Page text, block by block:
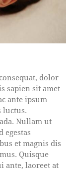
dolor
sapien sit amet
ante ipsum
luctus.
Nullam ut
egestas
et magnis dis
Quisque
ante, laoreet at